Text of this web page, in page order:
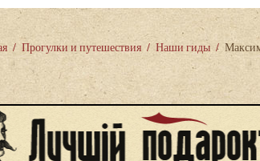
/ Прогулки и путешествия / Наши гиды /